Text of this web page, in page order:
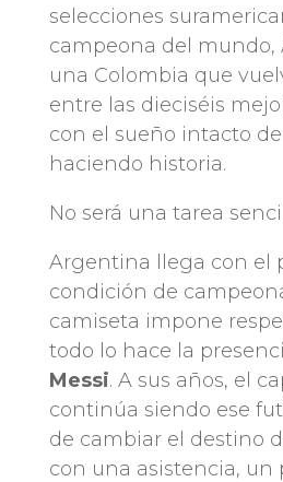
selecciones
campeona del mundo,
una Colombia que
entre las dieciséis
con el sueño intacto
haciendo historia.
No será una tarea
Argentina llega con el
condición de
camiseta impone
todo lo hace la
Messi. A sus años, el
continúa siendo ese
de cambiar el destino
con una asistencia, un